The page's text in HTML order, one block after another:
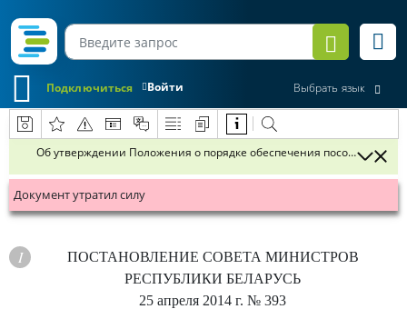
Войти
Подключиться Выбрать язык
Об утверждении Положения о порядке обеспечения пособиями
Документ утратил силу
ПОСТАНОВЛЕНИЕ СОВЕТА МИНИСТРОВ
РЕСПУБЛИКИ БЕЛАРУСЬ
25 апреля 2014 г. № 393